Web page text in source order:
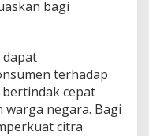
bagi
dapat
terhadap
cepat
negara. Bagi
citra